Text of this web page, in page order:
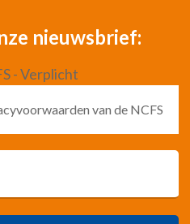
nieuwsbrief:
- Verplicht
van de NCFS